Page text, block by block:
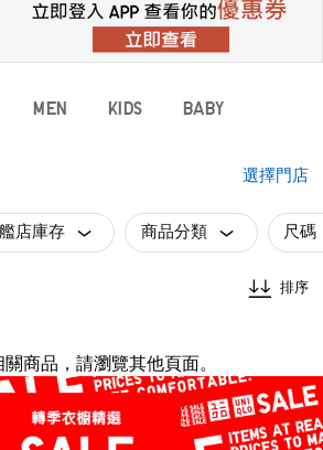
MEN KIDS BABY
選擇門店
店庫存 商品分類 尺碼
排序
商品，請瀏覽其他頁面。